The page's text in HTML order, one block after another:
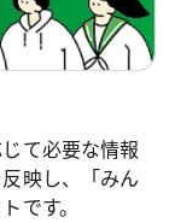
て必要な情報
映し、「みん
です。